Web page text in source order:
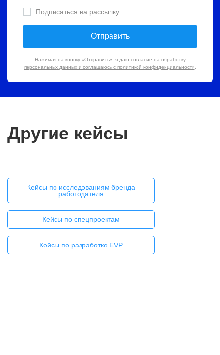
Подписаться на рассылку
Отправить
Нажимая на кнопку «Отправить», я даю согласие на обработку
персональных данных и соглашаюсь с политикой конфиденциальности
Другие кейсы
Кейсы по исследованиям бренда
работодателя
Кейсы по спецпроектам
Кейсы по разработке EVP